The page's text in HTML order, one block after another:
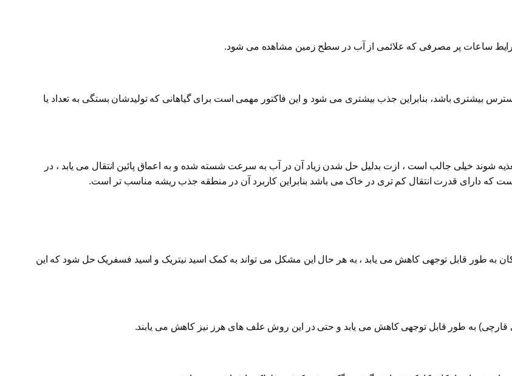
ساعات پر مصرفی که علائمی از آب در سطح زمین مشاهده می شود.
بیشتری باشد، بنابراین جذب بیشتری می شود و این فاکتور مهمی است برای گیاهانی که تولیدشان بستگی به تعداد یا
شوند خیلی جالب است ، ازت بدلیل حل شدن زیاد آن در آب به سرعت شسته شده و به اعماق پائین انتقال می یابد ، در
دارای قدرت انتقال کم تری در خاک می باشد بنابراین کاربرد آن در منطقه جذب ریشه مناسب تر است.
طور قابل توجهی کاهش می یابد ، به هر حال این مشکل می تواند به کمک اسید نیتریک و اسید فسفریک حل شود که این
به طور قابل توجهی کاهش می یابد و حتی در این روش علف های هرز نیز کاهش می یابند.